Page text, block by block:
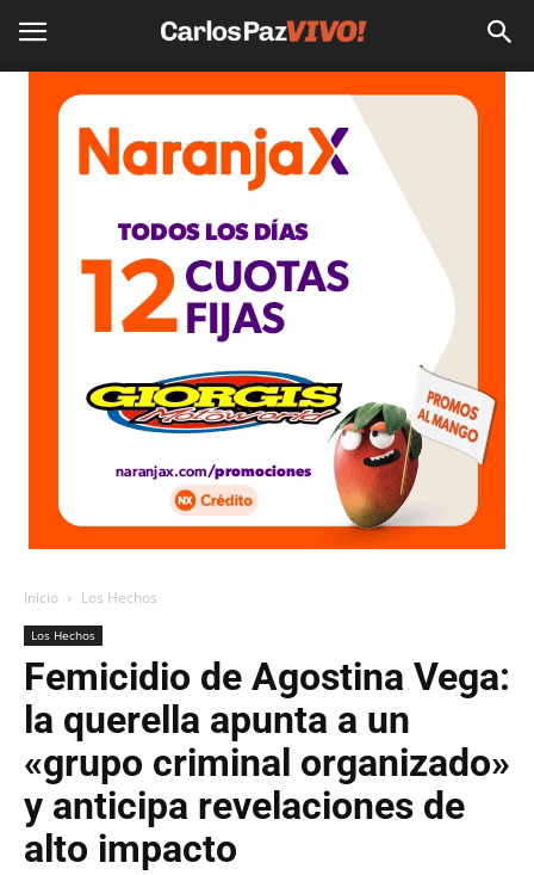
Inicio Los Hechos
Los Hechos
Femicidio de Agostina Vega:
la querella apunta a un
«grupo criminal organizado»
y anticipa revelaciones de
alto impacto